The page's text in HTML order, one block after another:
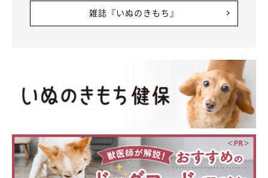
雑誌『いぬのきもち』